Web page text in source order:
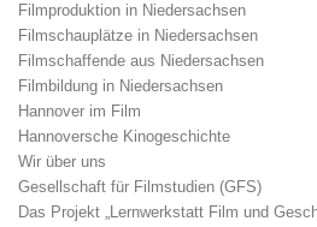
Filmproduktion in Niedersachsen
Filmschauplätze in Niedersachsen
Filmschaffende aus Niedersachsen
Filmbildung in Niedersachsen
Hannover im Film
Hannoversche Kinogeschichte
Wir über uns
Gesellschaft für Filmstudien (GFS)
Das Projekt „Lernwerkstatt Film und